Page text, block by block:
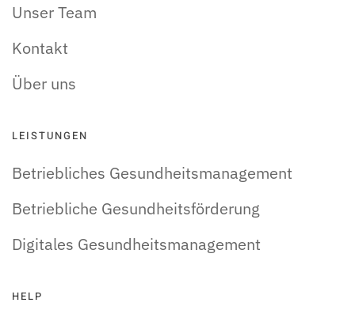
Unser Team
Kontakt
Über uns
LEISTUNGEN
Betriebliches Gesundheitsmanagement
Betriebliche Gesundheitsförderung
Digitales Gesundheitsmanagement
HELP